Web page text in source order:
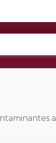
al